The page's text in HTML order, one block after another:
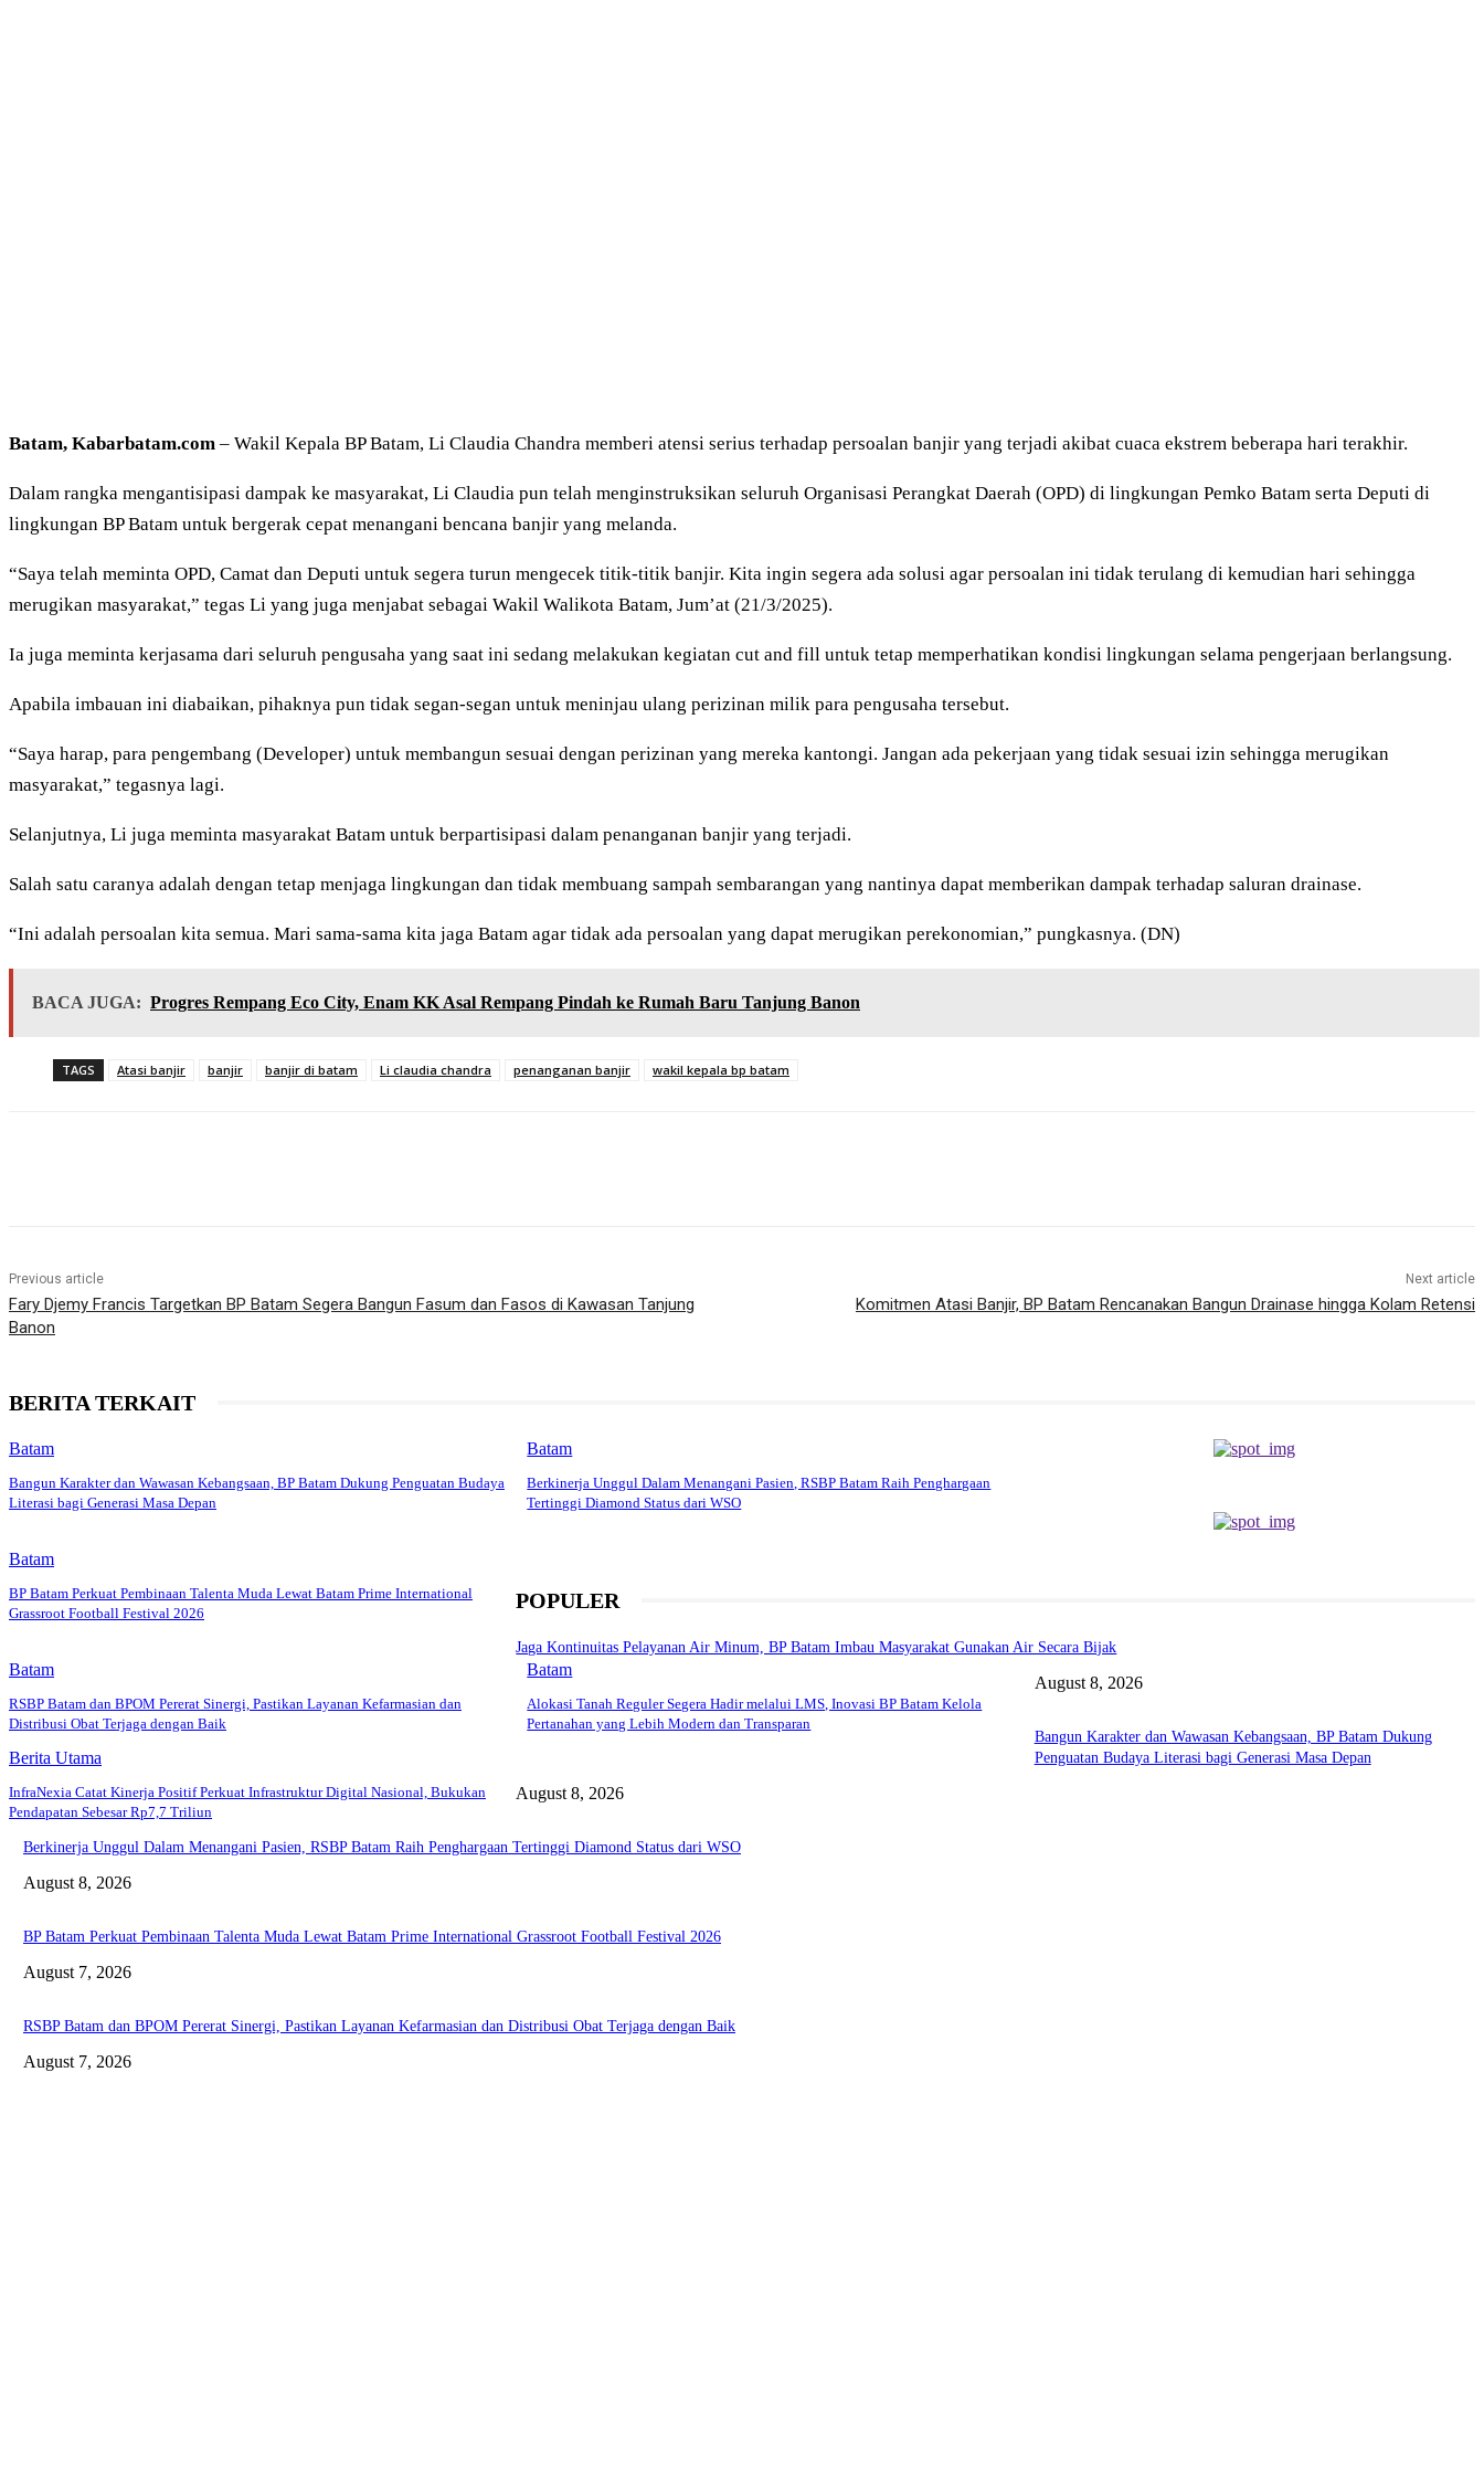
Batam, Kabarbatam.com – Wakil Kepala BP Batam, Li Claudia Chandra memberi atensi serius terhadap persoalan banjir yang terjadi akibat cuaca ekstrem beberapa hari terakhir.
Dalam rangka mengantisipasi dampak ke masyarakat, Li Claudia pun telah menginstruksikan seluruh Organisasi Perangkat Daerah (OPD) di lingkungan Pemko Batam serta Deputi di
lingkungan BP Batam untuk bergerak cepat menangani bencana banjir yang melanda.
“Saya telah meminta OPD, Camat dan Deputi untuk segera turun mengecek titik-titik banjir. Kita ingin segera ada solusi agar persoalan ini tidak terulang di kemudian hari sehingga
merugikan masyarakat,” tegas Li yang juga menjabat sebagai Wakil Walikota Batam, Jum’at (21/3/2025).
Ia juga meminta kerjasama dari seluruh pengusaha yang saat ini sedang melakukan kegiatan cut and fill untuk tetap memperhatikan kondisi lingkungan selama pengerjaan berlangsung.
Apabila imbauan ini diabaikan, pihaknya pun tidak segan-segan untuk meninjau ulang perizinan milik para pengusaha tersebut.
“Saya harap, para pengembang (Developer) untuk membangun sesuai dengan perizinan yang mereka kantongi. Jangan ada pekerjaan yang tidak sesuai izin sehingga merugikan
masyarakat,” tegasnya lagi.
Selanjutnya, Li juga meminta masyarakat Batam untuk berpartisipasi dalam penanganan banjir yang terjadi.
Salah satu caranya adalah dengan tetap menjaga lingkungan dan tidak membuang sampah sembarangan yang nantinya dapat memberikan dampak terhadap saluran drainase.
“Ini adalah persoalan kita semua. Mari sama-sama kita jaga Batam agar tidak ada persoalan yang dapat merugikan perekonomian,” pungkasnya. (DN)
BACA JUGA: Progres Rempang Eco City, Enam KK Asal Rempang Pindah ke Rumah Baru Tanjung Banon
TAGS Atasi banjir banjir banjir di batam Li claudia chandra penanganan banjir wakil kepala bp batam
Previous article
Fary Djemy Francis Targetkan BP Batam Segera Bangun Fasum dan Fasos di Kawasan Tanjung
Banon
Next article
Komitmen Atasi Banjir, BP Batam Rencanakan Bangun Drainase hingga Kolam Retensi
BERITA TERKAIT
Batam
Bangun Karakter dan Wawasan Kebangsaan, BP Batam Dukung Penguatan Budaya
Literasi bagi Generasi Masa Depan
Batam
Berkinerja Unggul Dalam Menangani Pasien, RSBP Batam Raih Penghargaan
Tertinggi Diamond Status dari WSO
Batam
BP Batam Perkuat Pembinaan Talenta Muda Lewat Batam Prime International
Grassroot Football Festival 2026
Batam
RSBP Batam dan BPOM Pererat Sinergi, Pastikan Layanan Kefarmasian dan
Distribusi Obat Terjaga dengan Baik
Batam
Alokasi Tanah Reguler Segera Hadir melalui LMS, Inovasi BP Batam Kelola
Pertanahan yang Lebih Modern dan Transparan
Berita Utama
InfraNexia Catat Kinerja Positif Perkuat Infrastruktur Digital Nasional, Bukukan
Pendapatan Sebesar Rp7,7 Triliun
POPULER
Jaga Kontinuitas Pelayanan Air Minum, BP Batam Imbau Masyarakat Gunakan Air Secara Bijak
August 8, 2026
Bangun Karakter dan Wawasan Kebangsaan, BP Batam Dukung
Penguatan Budaya Literasi bagi Generasi Masa Depan
August 8, 2026
Berkinerja Unggul Dalam Menangani Pasien, RSBP Batam Raih Penghargaan Tertinggi Diamond Status dari WSO
August 8, 2026
BP Batam Perkuat Pembinaan Talenta Muda Lewat Batam Prime International Grassroot Football Festival 2026
August 7, 2026
RSBP Batam dan BPOM Pererat Sinergi, Pastikan Layanan Kefarmasian dan Distribusi Obat Terjaga dengan Baik
August 7, 2026